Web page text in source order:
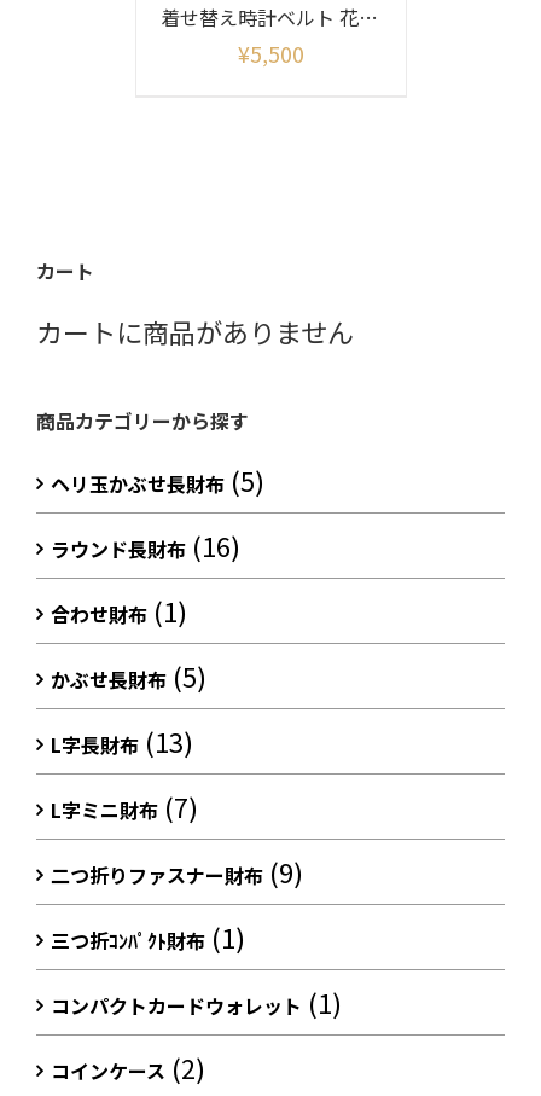
着せ替え時計ベルト 花菱柄(ベルトのみ)
¥5,500
カート
カートに商品がありません
商品カテゴリーから探す
ヘリ玉かぶせ長財布 (5)
ラウンド長財布 (16)
合わせ財布 (1)
かぶせ長財布 (5)
L字長財布 (13)
L字ミニ財布 (7)
二つ折りファスナー財布 (9)
三つ折ｺﾝﾊﾟｸﾄ財布 (1)
コンパクトカードウォレット (1)
コインケース (2)